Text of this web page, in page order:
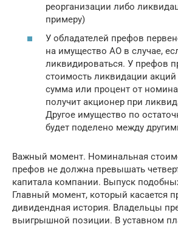
реорганизации либо
примеру)
У обладателей префов
на имущество АО в случае,
ликвидироваться. У префов
стоимость ликвидации
сумма или процент от
получит акционер при
Другое имущество по
будет поделено между
Важный момент. Номинальная
префов не должна превышать
капитала компании. Выпуск
Главный момент, который касается
дивидендная история. Владельцы
выигрышной позиции. В уставном